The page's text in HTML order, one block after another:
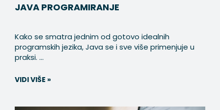
JAVA PROGRAMIRANJE
Kako se smatra jednim od gotovo idealnih
programskih jezika, Java se i sve više primenjuje u
praksi. ...
VIDI VIŠE »